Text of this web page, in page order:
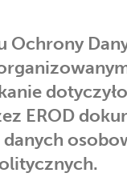
Ochrony
EROD